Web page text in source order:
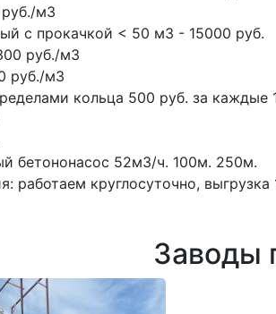
м3
с прокачкой < 50 м3 - 15000 руб.
руб./м3
руб./м3
кольца 500 руб. за каждые
бетононасос 52м3/ч. 100м. 250м.
работаем круглосуточно,
Заводы